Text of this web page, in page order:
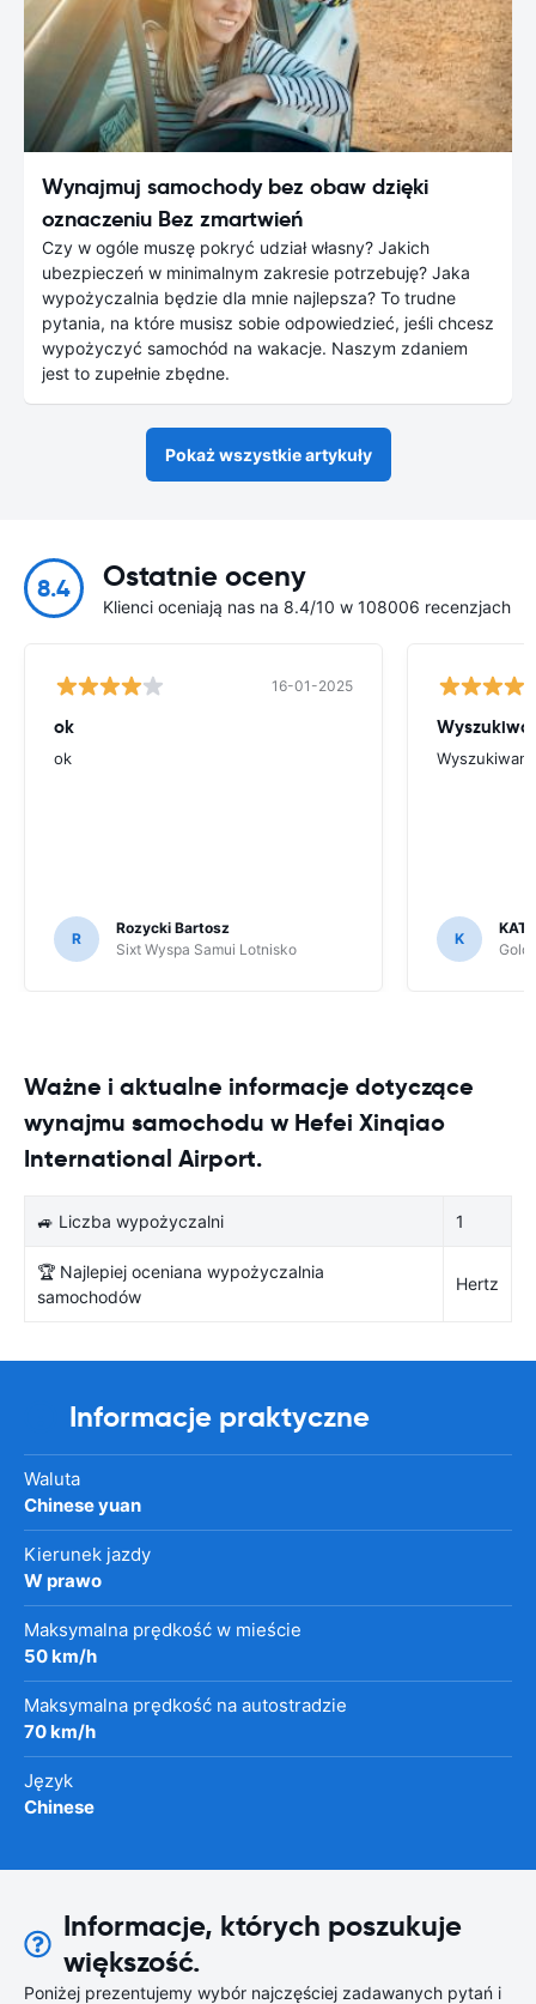
Wynajmuj samochody bez obaw dzięki
oznaczeniu Bez zmartwień
Czy w ogóle muszę pokryć udział własny? Jakich
ubezpieczeń w minimalnym zakresie potrzebuję? Jaka
wypożyczalnia będzie dla mnie najlepsza? To trudne
pytania, na które musisz sobie odpowiedzieć, jeśli chcesz
wypożyczyć samochód na wakacje. Naszym zdaniem
jest to zupełnie zbędne.
Pokaż wszystkie artykuły
8.4 Ostatnie oceny
Klienci oceniają nas na 8.4/10 w 108006 recenzjach
16-01-2025
ok
ok
R
Rozycki Bartosz
Sixt Wyspa Samui Lotnisko
K
Ważne i aktualne informacje dotyczące
wynajmu samochodu w Hefei Xinqiao
International Airport.
🚙 Liczba wypożyczalni 1
🏆 Najlepiej oceniana wypożyczalnia
samochodów
Hertz
Informacje praktyczne
Waluta
Chinese yuan
Kierunek jazdy
W prawo
Maksymalna prędkość w mieście
50 km/h
Maksymalna prędkość na autostradzie
70 km/h
Język
Chinese
Informacje, których poszukuje
większość.
Poniżej prezentujemy wybór najczęściej zadawanych pytań i